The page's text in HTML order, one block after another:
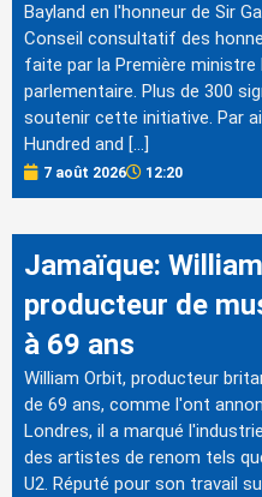
Bayland en l'honneur de Sir
Conseil consultatif des
faite par la Première ministre
parlementaire. Plus de 300
soutenir cette initiative. Par
Hundred and […]
7 août 2026 12:20
Jamaïque:
producteur de
à 69 ans
William Orbit, producteur
de 69 ans, comme l'ont
Londres, il a marqué
des artistes de renom tels
U2. Réputé pour son travail